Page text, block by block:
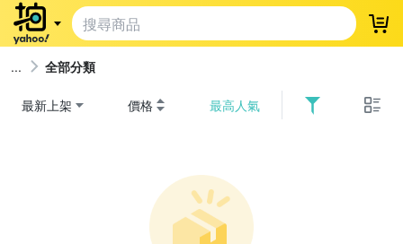
登
全部分類
最新上架 價格 最高人氣